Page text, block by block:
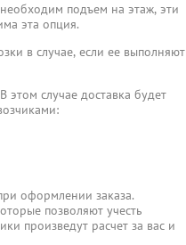
подъем на этаж, эти
эта опция.
в случае, если ее выполняют
случае доставка будет
оформлении заказа.
позволяют учесть
произведут расчет за вас и